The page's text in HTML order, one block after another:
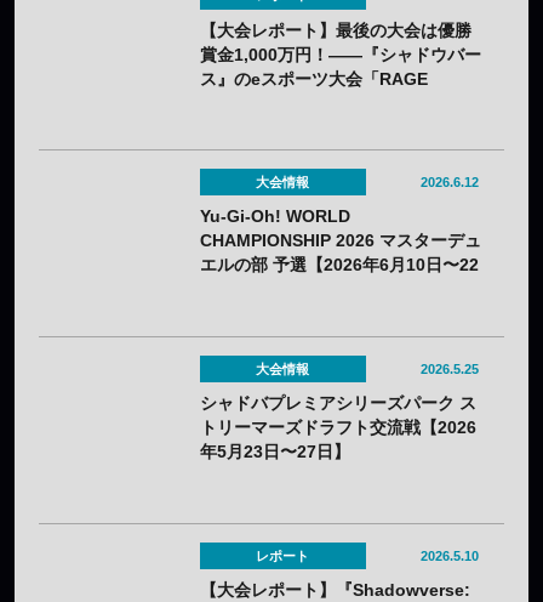
【大会レポート】最後の大会は優勝
賞金1,000万円！——『シャドウバー
ス』のeスポーツ大会「RAGE
選手が優勝し30回目の節目の大会で
有終の美を飾る！
大会情報 2026.6.12
Yu-Gi-Oh! WORLD
CHAMPIONSHIP 2026 マスターデュ
エルの部 予選【2026年6月10日〜22
大会情報 2026.5.25
シャドバプレミアシリーズパーク ス
トリーマーズドラフト交流戦【2026
年5月23日〜27日】
レポート 2026.5.10
【大会レポート】『Shadowverse: